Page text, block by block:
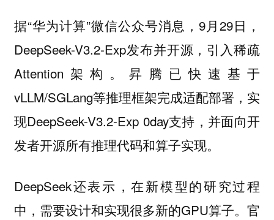
据“华为计算”微信公众号消息，9月29日，
DeepSeek-V3.2-Exp发布并开源，引入稀疏
Attention架构。昇腾已快速基于
vLLM/SGLang等推理框架完成适配部署，实
现DeepSeek-V3.2-Exp 0day支持，并面向开
发者开源所有推理代码和算子实现。
DeepSeek还表示，在新模型的研究过程
中，需要设计和实现很多新的GPU算子。官